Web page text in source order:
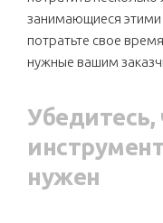
занимающиеся
потратьте свое
нужные вашим
Убедитесь,
нужен